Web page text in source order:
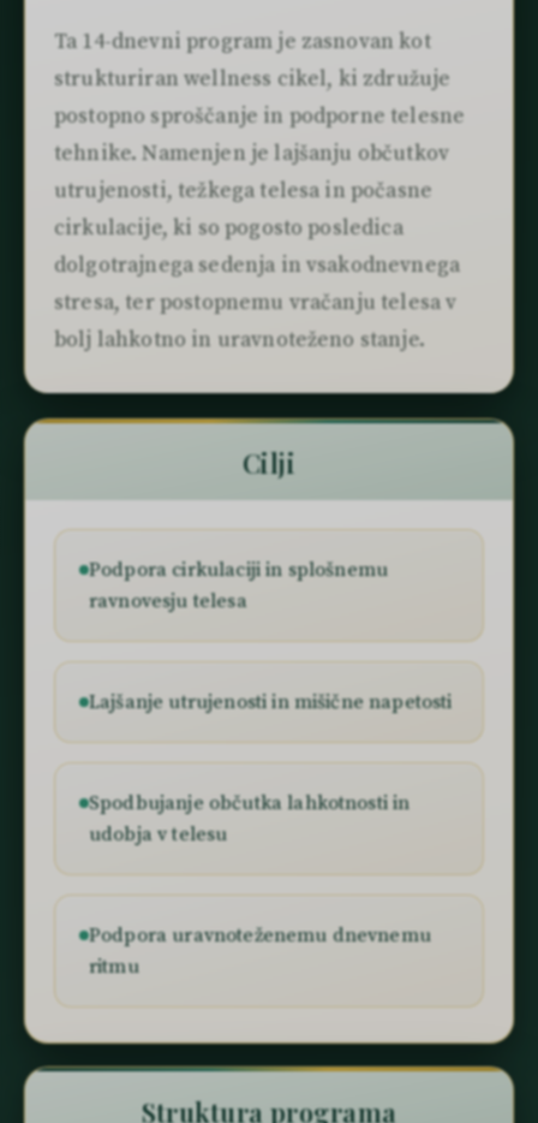
Ta 14-dnevni program je zasnovan kot
strukturiran wellness cikel, ki združuje
postopno sproščanje in podporne telesne
tehnike. Namenjen je lajšanju občutkov
utrujenosti, težkega telesa in počasne
cirkulacije, ki so pogosto posledica
dolgotrajnega sedenja in vsakodnevnega
stresa, ter postopnemu vračanju telesa v
bolj lahkotno in uravnoteženo stanje.
Cilji
Podpora cirkulaciji in splošnemu
ravnovesju telesa
Lajšanje utrujenosti in mišične napetosti
Spodbujanje občutka lahkotnosti in
udobja v telesu
Podpora uravnoteženemu dnevnemu
ritmu
Struktura programa